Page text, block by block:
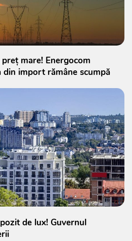
mare! Energocom
din import rămâne scumpă
de lux! Guvernul